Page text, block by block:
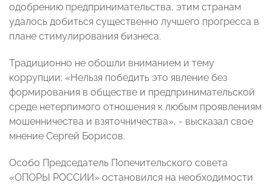
одобрению предпринимательства, этим странам
удалось добиться существенно лучшего прогресса в
плане стимулирования бизнеса.
Традиционно не обошли вниманием и тему
коррупции: «Нельзя победить это явление без
формирования в обществе и предпринимательской
среде нетерпимого отношения к любым проявлениям
мошенничества и взяточничества», - высказал свое
мнение Сергей Борисов.
Особо Председатель Попечительского совета
«ОПОРЫ РОССИИ» остановился на необходимости